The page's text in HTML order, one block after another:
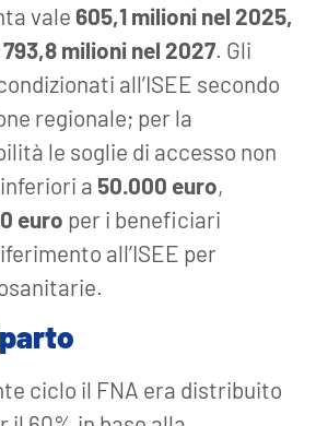
vale 605,1 milioni nel 2025,
milioni nel 2027. Gli
all’ISEE secondo
regionale; per la
le soglie di accesso non
a 50.000 euro,
euro per i beneficiari
all’ISEE per
ciclo il FNA era distribuito